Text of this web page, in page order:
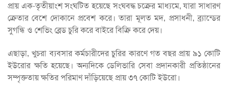
প্রায় এক-তৃতীয়াংশ সংঘটিত হয়েছে সংঘবদ্ধ চক্রের মাধ্যমে, যারা সাধারণ
ক্রেতার বেশে দোকানে প্রবেশ করে। তারা মূলত মদ, প্রসাধনী, ব্র্যান্ডের
সুগন্ধি ও শেভিং ব্লেড চুরি করে বাইরে বিক্রি করে দেয়।
এছাড়া, খুচরা ব্যবসার কর্মচারীদের চুরির কারণে গত বছর প্রায় ৯১ কোটি
ইউরোর ক্ষতি হয়েছে। অন্যদিকে ডেলিভারি সেবা প্রদানকারী প্রতিষ্ঠানের
সম্পৃক্ততায় ক্ষতির পরিমাণ দাঁড়িয়েছে প্রায় ৩৭ কোটি ইউরো।